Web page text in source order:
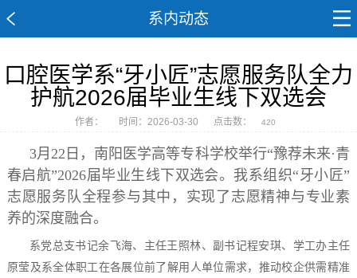
系内动态
口腔医学系“牙小匠”志愿服务队全力
护航2026届毕业生线下双选会
作者： 时间：2026-03-30 点击数： 420
3月22日，南阳医学高等专科学校举行“豫荐未来·青
春启航”2026届毕业生线下双选会。我系组织“牙小匠”
志愿服务队全程参与其中，实现了志愿精神与专业素
养的深度融合。
系党总支书记余飞海、主任王照林、副书记程安琪、学工办主任
原莹及系全体职工在各展位前了解用人单位需求，推动校企供需精准